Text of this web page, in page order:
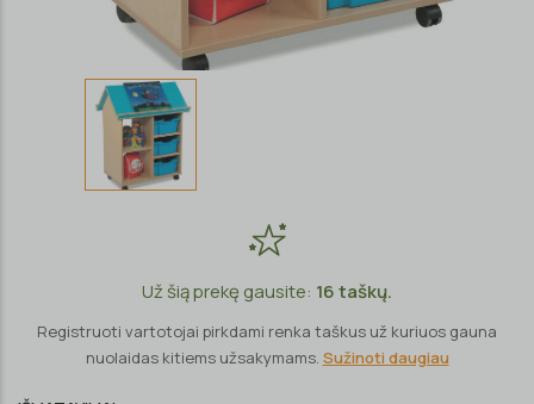
Už šią prekę gausite: 16taškų.
Registruoti vartotojai pirkdami renka taškus už kuriuos gauna
nuolaidas kitiems užsakymams. Sužinoti daugiau